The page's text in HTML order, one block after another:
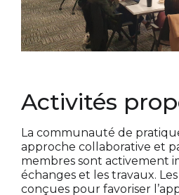
Activités
La communauté de
approche collaborative et
membres sont activement
échanges et les travaux.
conçues pour favoriser